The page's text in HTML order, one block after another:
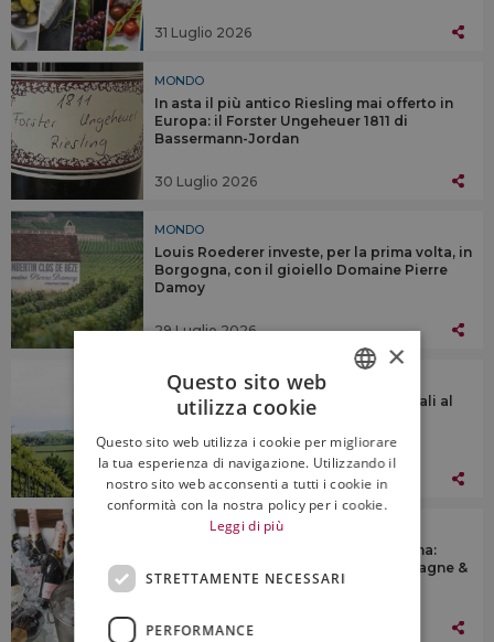
31 Luglio 2026
MONDO
In asta il più antico Riesling mai offerto in
Europa: il Forster Ungeheuer 1811 di
Bassermann-Jordan
30 Luglio 2026
MONDO
Louis Roederer investe, per la prima volta, in
Borgogna, con il gioiello Domaine Pierre
Damoy
29 Luglio 2026
MONDO
La prima denominazione di vini naturali al
mondo? Potrebbe arrivare dal Galles
28 Luglio 2026
Buoni segnali per il vino di alta gamma:
torna a crescere la divisione “Champagne &
Wines” di Lvmh
27 Luglio 2026
ENGLISH
×
Questo sito web
utilizza cookie
Questo sito web utilizza i cookie per migliorare
la tua esperienza di navigazione. Utilizzando il
nostro sito web acconsenti a tutti i cookie in
conformità con la nostra policy per i cookie.
Leggi di più
STRETTAMENTE NECESSARI
PERFORMANCE